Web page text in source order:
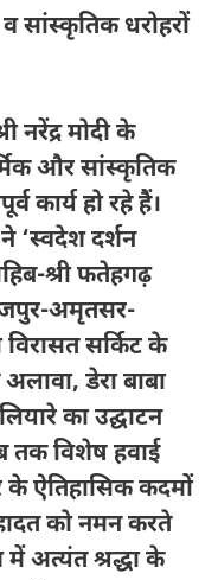
सांस्कृतिक धरोहरों
नरेंद्र मोदी के
और सांस्कृतिक
कार्य हो रहे हैं।
‘स्वदेश दर्शन
श्री फतेहगढ़
अमृतसर-
सर्किट के
डेरा बाबा
का उद्घाटन
तक विशेष हवाई
ऐतिहासिक कदमों
को नमन करते
में अत्यंत श्रद्धा के